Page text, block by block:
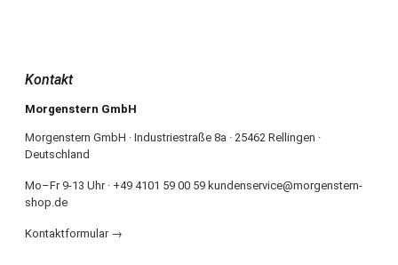
Kontakt
Morgenstern GmbH
Morgenstern GmbH · Industriestraße 8a · 25462 Rellingen ·
Deutschland
Mo–Fr 9-13 Uhr · +49 4101 59 00 59 kundenservice@morgenstern-
shop.de
Kontaktformular →